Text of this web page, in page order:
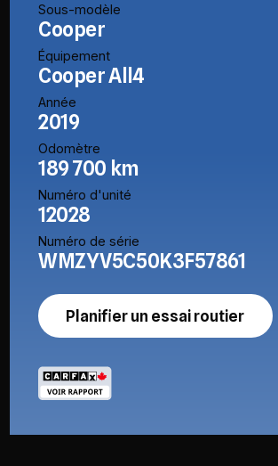
Sous-modèle
Cooper
Équipement
Cooper All4
Année
2019
Odomètre
189 700 km
Numéro d'unité
12028
Numéro de série
WMZYV5C50K3F57861
Planifier un essai routier